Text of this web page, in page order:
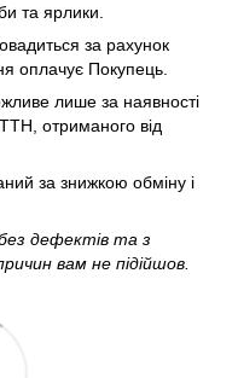
та ярлики.
за рахунок
оплачує Покупець.
лише за наявності
отриманого від
за знижкою обміну і
дефектів та з
вам не підійшов.